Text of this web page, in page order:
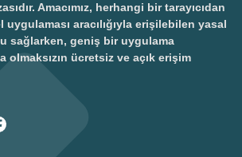
Amacımız, herhangi bir tarayıcıdan
uygulaması aracılığıyla erişilebilen yasal
sağlarken, geniş bir uygulama
olmaksızın ücretsiz ve açık erişim